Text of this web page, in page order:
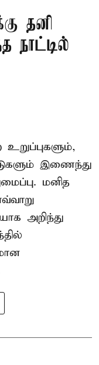
தனி
நாட்டில்
இணைந்து
மனித
அறிந்து